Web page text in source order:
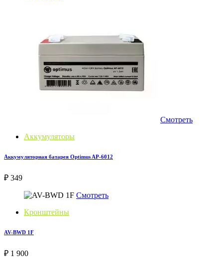
Смотреть
Аккумуляторы
Аккумуляторная батарея Optimus AP-6012
₽ 349
Смотреть
Кронштейны
AV-BWD 1F
₽ 1 900